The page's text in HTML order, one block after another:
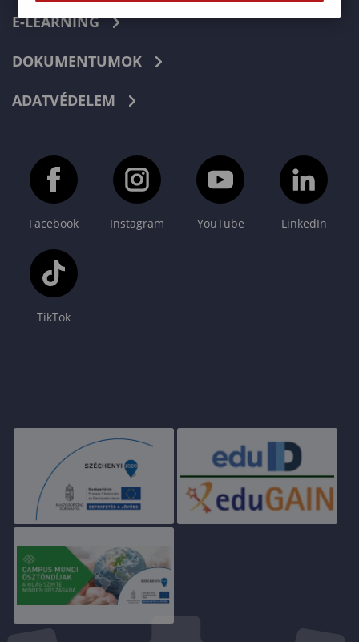
E-LEARNING
DOKUMENTUMOK
ADATVÉDELEM
Facebook Instagram YouTube LinkedIn
TikTok